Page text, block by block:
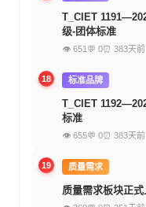
T_CIET
级-团体标准
👁 651 💬 0⏰ 383天前
18 标准品牌
T_CIET
标准
👁 655💬 0⏰ 383天前
19 质量需求
质量需求板块正式